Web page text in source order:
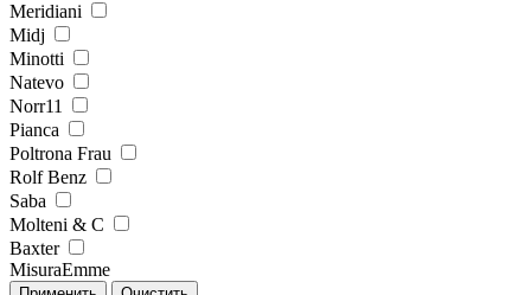
Meridiani
Midj
Minotti
Natevo
Norr11
Pianca
Poltrona Frau
Rolf Benz
Saba
Molteni & C
Baxter
MisuraEmme